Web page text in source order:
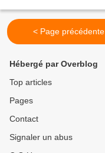
< Page précédente
Hébergé par Overblog
Top articles
Pages
Contact
Signaler un abus